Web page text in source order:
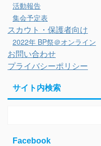
活動報告
集会予定表
スカウト・保護者向け
2022年 BP祭＠オンライン
お問い合わせ
プライバシーポリシー
サイト内検索
Facebook